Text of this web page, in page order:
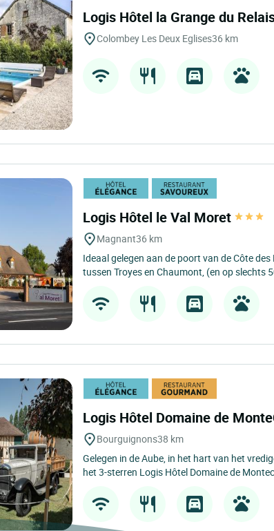
Logis Hôtel la Grange du
Colombey Les Deux Eglises36 km
Logis Hôtel le Val Moret
Magnant36 km
Ideaal gelegen aan de poort van de Côte
tussen Troyes en Chaumont, (en op slechts
Logis Hôtel Domaine de
Bourguignons38 km
Gelegen in de Aube, in het hart van het
het 3-sterren Logis Hôtel Domaine de